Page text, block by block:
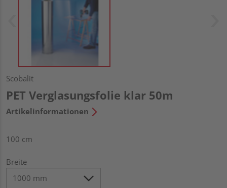
Scobalit
PET Verglasungsfolie klar 50m
Artikelinformationen
100 cm
Breite